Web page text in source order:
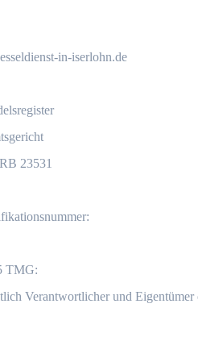
in-iserlohn.de
23531
TMG:
Verantwortlicher und Eigentümer